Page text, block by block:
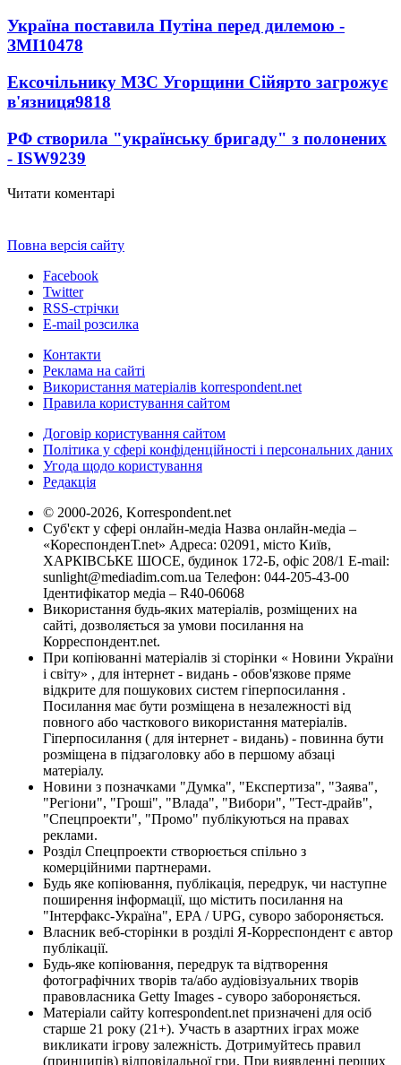
Україна поставила Путіна перед дилемою -
ЗМІ10478
Ексочільнику МЗС Угорщини Сійярто загрожує
в'язниця9818
РФ створила "українську бригаду" з полонених
- ISW9239
Читати коментарі
Повна версія сайту
Facebook
Twitter
RSS-стрічки
E-mail розсилка
Контакти
Реклама на сайті
Використання матеріалів korrespondent.net
Правила користування сайтом
Договір користування сайтом
Політика у сфері конфіденційності і персональних даних
Угода щодо користування
Редакція
© 2000-2026, Korrespondent.net
Суб'єкт у сфері онлайн-медіа Назва онлайн-медіа –
«КореспонденТ.net» Адреса: 02091, місто Київ,
ХАРКІВСЬКЕ ШОСЕ, будинок 172-Б, офіс 208/1 E-mail:
sunlight@mediadim.com.ua Телефон: 044-205-43-00
Ідентифікатор медіа – R40-06068
Використання будь-яких матеріалів, розміщених на
сайті, дозволяється за умови посилання на
Корреспондент.net.
При копіюванні матеріалів зі сторінки « Новини України
і світу» , для інтернет - видань - обов'язкове пряме
відкрите для пошукових систем гіперпосилання .
Посилання має бути розміщена в незалежності від
повного або часткового використання матеріалів.
Гіперпосилання ( для інтернет - видань) - повинна бути
розміщена в підзаголовку або в першому абзаці
матеріалу.
Новини з позначками "Думка", "Експертиза", "Заява",
"Регіони", "Гроші", "Влада", "Вибори", "Тест-драйв",
"Спецпроекти", "Промо" публікуються на правах
реклами.
Розділ Спецпроекти створюється спільно з
комерційними партнерами.
Будь яке копіювання, публікація, передрук, чи наступне
поширення інформації, що містить посилання на
"Інтерфакс-Україна", EPA / UPG, суворо забороняється.
Власник веб-сторінки в розділі Я-Корреспондент є автор
публікації.
Будь-яке копіювання, передрук та відтворення
фотографічних творів та/або аудіовізуальних творів
правовласника Getty Images - суворо забороняється.
Матеріали сайту korrespondent.net призначені для осіб
старше 21 року (21+). Участь в азартних іграх може
викликати ігрову залежність. Дотримуйтесь правил
(принципів) відповідальної гри. При виявленні перших